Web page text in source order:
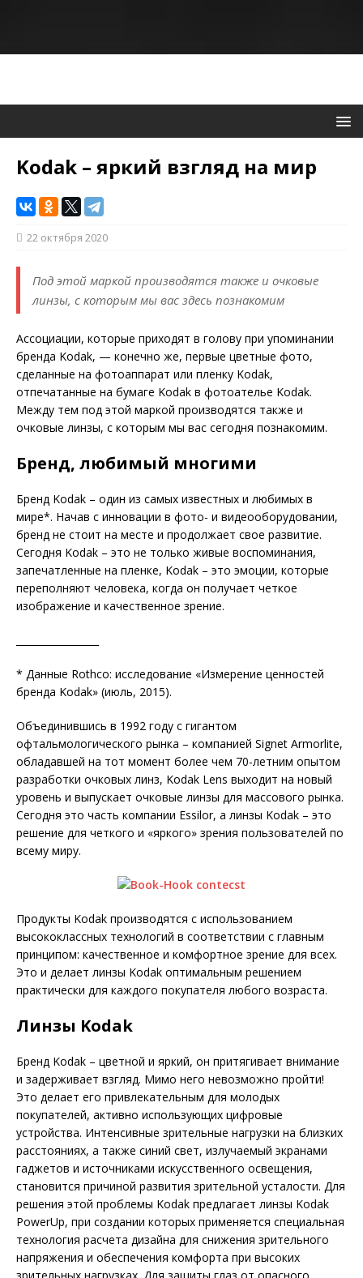
Kodak – яркий взгляд на мир
22 октября 2020
Под этой маркой производятся также и очковые
линзы, с которым мы вас здесь познакомим
Ассоциации, которые приходят в голову при упоминании
бренда Kodak, — конечно же, первые цветные фото,
сделанные на фотоаппарат или пленку Kodak,
отпечатанные на бумаге Kodak в фотоателье Kodak.
Между тем под этой маркой производятся также и
очковые линзы, с которым мы вас сегодня познакомим.
Бренд, любимый многими
Бренд Kodak – один из самых известных и любимых в
мире*. Начав с инновации в фото- и видеооборудовании,
бренд не стоит на месте и продолжает свое развитие.
Сегодня Kodak – это не только живые воспоминания,
запечатленные на пленке, Kodak – это эмоции, которые
переполняют человека, когда он получает четкое
изображение и качественное зрение.
* Данные Rothco: исследование «Измерение ценностей
бренда Kodak» (июль, 2015).
Объединившись в 1992 году с гигантом
офтальмологического рынка – компанией Signet Armorlite,
обладавшей на тот момент более чем 70-летним опытом
разработки очковых линз, Kodak Lens выходит на новый
уровень и выпускает очковые линзы для массового рынка.
Сегодня это часть компании Essilor, а линзы Kodak – это
решение для четкого и «яркого» зрения пользователей по
всему миру.
Продукты Kodak производятся с использованием
высококлассных технологий в соответствии с главным
принципом: качественное и комфортное зрение для всех.
Это и делает линзы Kodak оптимальным решением
практически для каждого покупателя любого возраста.
Линзы Kodak
Бренд Kodak – цветной и яркий, он притягивает внимание
и задерживает взгляд. Мимо него невозможно пройти!
Это делает его привлекательным для молодых
покупателей, активно использующих цифровые
устройства. Интенсивные зрительные нагрузки на близких
расстояниях, а также синий свет, излучаемый экранами
гаджетов и источниками искусственного освещения,
становится причиной развития зрительной усталости. Для
решения этой проблемы Kodak предлагает линзы Kodak
PowerUp, при создании которых применяется специальная
технология расчета дизайна для снижения зрительного
напряжения и обеспечения комфорта при высоких